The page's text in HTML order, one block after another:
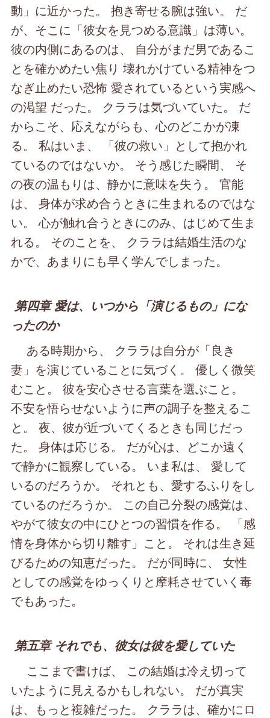
動」に近かった。 抱き寄せる腕は強い。 だ
が、そこに「彼女を見つめる意識」は薄い。
彼の内側にあるのは、 自分がまだ男であるこ
とを確かめたい焦り 壊れかけている精神をつ
なぎ止めたい恐怖 愛されているという実感へ
の渇望 だった。 クララは気づいていた。 だ
からこそ、応えながらも、心のどこかが凍
る。 私はいま、 「彼の救い」として抱かれ
ているのではないか。 そう感じた瞬間、 そ
の夜の温もりは、静かに意味を失う。 官能
は、 身体が求め合うときに生まれるのではな
い。 心が触れ合うときにのみ、はじめて生ま
れる。 そのことを、 クララは結婚生活のな
かで、あまりにも早く学んでしまった。
第四章 愛は、いつから「演じるもの」にな
ったのか
ある時期から、 クララは自分が「良き
妻」を演じていることに気づく。 優しく微笑
むこと。 彼を安心させる言葉を選ぶこと。
不安を悟らせないように声の調子を整えるこ
と。 夜、彼が近づいてくるときも同じだっ
た。 身体は応じる。 だが心は、どこか遠く
で静かに観察している。 いま私は、 愛して
いるのだろうか。 それとも、愛するふりをし
ているのだろうか。 この自己分裂の感覚は、
やがて彼女の中にひとつの習慣を作る。 「感
情を身体から切り離す」こと。 それは生き延
びるための知恵だった。 だが同時に、 女性
としての感覚をゆっくりと摩耗させていく毒
でもあった。
第五章 それでも、彼女は彼を愛していた
ここまで書けば、 この結婚は冷え切って
いたように見えるかもしれない。 だが真実
は、もっと複雑だった。 クララは、確かにロ